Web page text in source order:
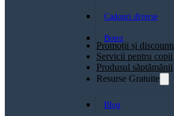
Cadouri diverse
Botez
Promoții și
Servicii pentru copii
Produsul săptămănii
Resurse Gratuite
Blog